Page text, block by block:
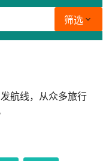
筛选
发航线，从众多旅行